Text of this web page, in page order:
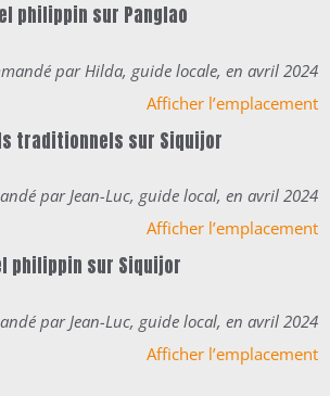
philippin sur Panglao
par Hilda, guide locale, en avril 2024
Afficher l’emplacement
traditionnels sur Siquijor
par Jean-Luc, guide local, en avril 2024
Afficher l’emplacement
sur Siquijor
par Jean-Luc, guide local, en avril 2024
Afficher l’emplacement